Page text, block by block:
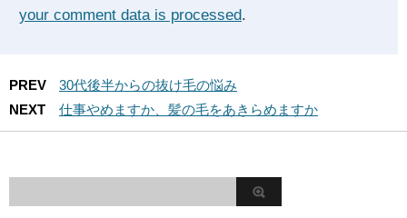
your comment data is processed.
PREV
30代後半からの抜け毛の悩み
NEXT
仕事やめますか、髪の毛をあきらめますか